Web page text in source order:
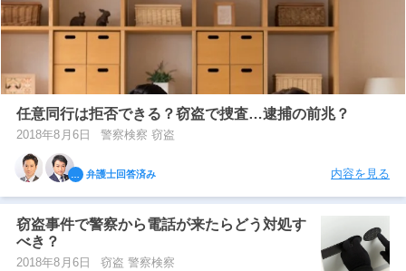
任意同行は拒否できる？窃盗で捜査…逮捕の前兆？
2018年8月6日 警察検察 窃盗
弁護士回答済み 内容を見る
窃盗事件で警察から電話が来たらどう対処す
べき？
2018年8月6日 窃盗 警察検察